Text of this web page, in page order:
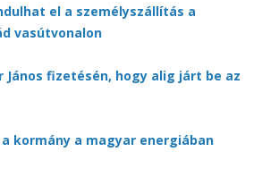
el a személyszállítás a
vasútvonalon
János fizetésén, hogy alig járt be az
kormány a magyar energiában